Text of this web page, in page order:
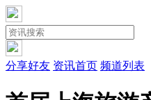
分享好友 资讯首页 频道列表